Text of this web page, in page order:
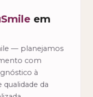
em
— planejamos
com
à
da